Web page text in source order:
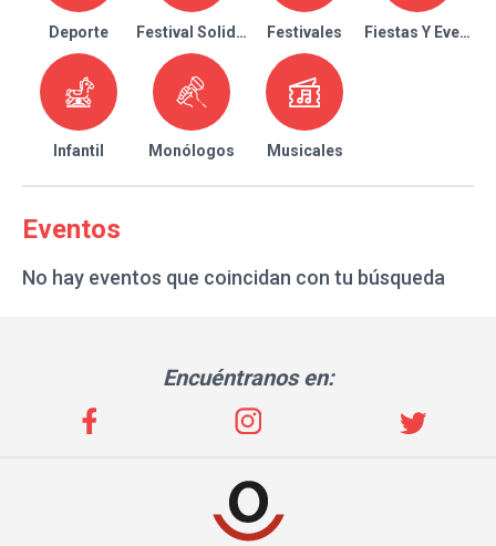
Deporte Festival Solidario Festivales Fiestas Y Eventos
Infantil Monólogos Musicales
Eventos
No hay eventos que coincidan con tu búsqueda
Encuéntranos en: